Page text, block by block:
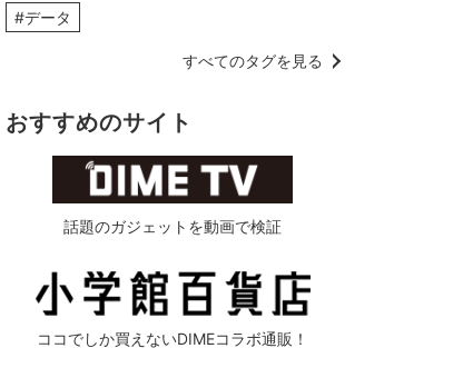
#データ
すべてのタグを見る
おすすめのサイト
話題のガジェットを動画で検証
ココでしか買えないDIMEコラボ通販！